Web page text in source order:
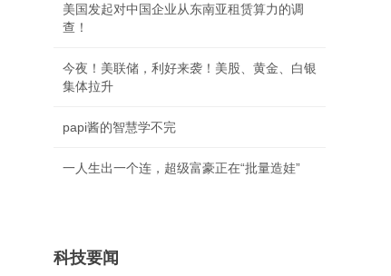
美国发起对中国企业从东南亚租赁算力的调
查！
今夜！美联储，利好来袭！美股、黄金、白银
集体拉升
papi酱的智慧学不完
一人生出一个连，超级富豪正在“批量造娃”
科技要闻